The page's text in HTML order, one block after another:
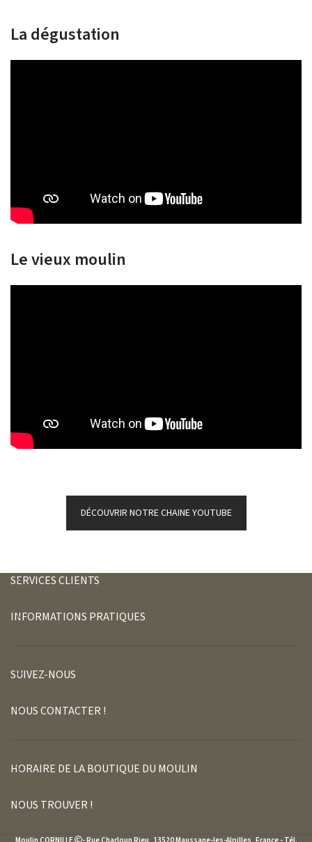
La dégustation
Le vieux moulin
DÉCOUVRIR NOTRE CHAINE YOUTUBE
SERVICES CLIENTS
INFORMATIONS PRATIQUES
SUIVEZ-NOUS
NOUS CONTACTER !
HORAIRE DE LA BOUTIQUE DU MOULIN
NOUS TROUVER !